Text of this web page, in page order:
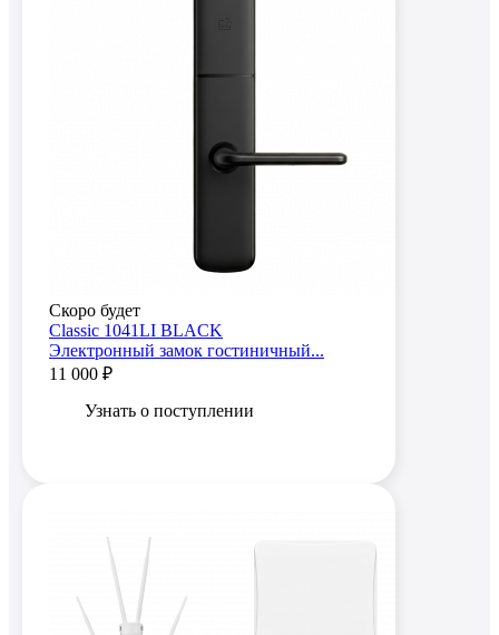
Скоро будет
Classic 1041LI BLACK
Электронный замок гостиничный...
11 000 ₽
Узнать о поступлении